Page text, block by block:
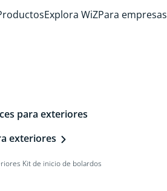
Explora WiZPara empresas
para exteriores
exteriores
Kit de inicio de bolardos